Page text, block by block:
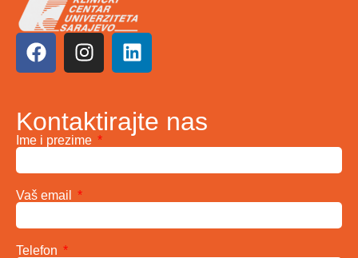
Kontaktirajte nas
Ime i prezime
Vaš email
Telefon